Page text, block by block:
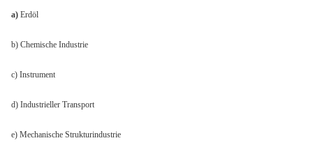
a) Erdöl
b) Chemische Industrie
c) Instrument
d) Industrieller Transport
e) Mechanische Strukturindustrie